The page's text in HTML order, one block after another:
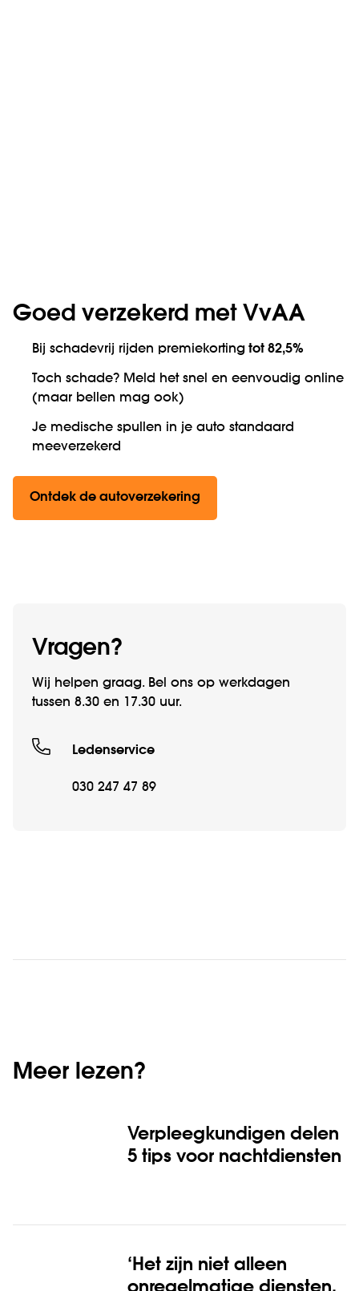
Goed verzekerd met VvAA
Bij schadevrij rijden premiekorting tot 82,5%
Toch schade? Meld het snel en eenvoudig online
(maar bellen mag ook)
Je medische spullen in je auto standaard
meeverzekerd
Ontdek de autoverzekering
Vragen?
Wij helpen graag. Bel ons op werk­­dagen
tussen 8.30 en 17.30 uur.
Ledenservice
030 247 47 89
Meer lezen?
Verpleegkundigen delen
5 tips voor nachtdiensten
‘Het zijn niet alleen
onregelmatige diensten,